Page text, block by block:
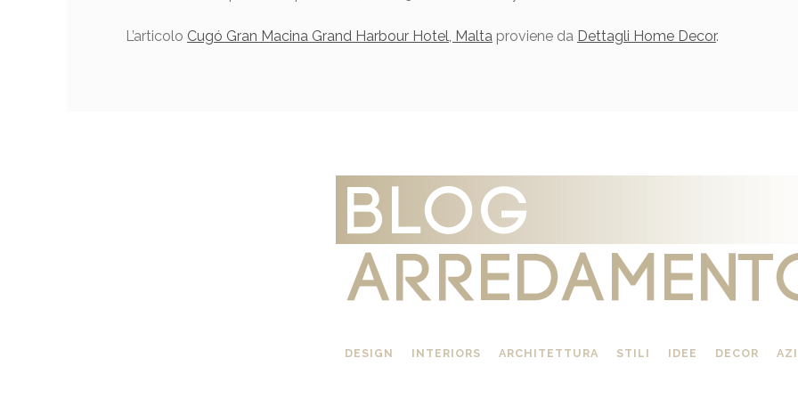
L’articolo Cugó Gran Macina Grand Harbour Hotel, Maltaproviene da Dettagli Home Decor.
DESIGN INTERIORS ARCHITETTURA STILI IDEE DECOR